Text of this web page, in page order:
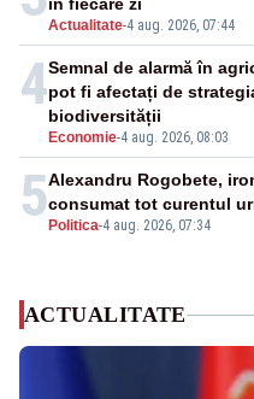
Actualitate-4 aug. 2026, 07:44
4
Economie-4 aug. 2026, 08:03
Semnal de alarmă în
pot fi afectați de
biodiversității
5 Politica-4 aug. 2026, 07:34
Alexandru Rogobete,
consumat tot curentul
ACTUALITATE